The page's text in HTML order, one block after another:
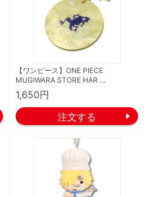
【ワンピース】ONE PIECE
MUGIWARA STORE HAR …
1,650円